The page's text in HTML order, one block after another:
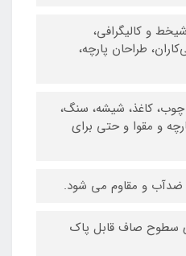
و کالیگرافی،
طراحان پارچه،
چوب، کاغذ، شیشه، سنگ،
و مقوا و حتی برای
و مقاوم می شود.
سطوح صاف قابل پاک